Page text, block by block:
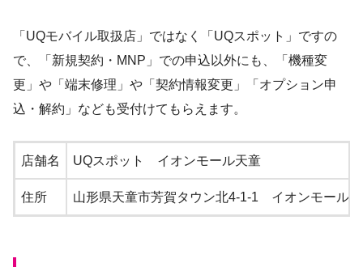
「UQモバイル取扱店」ではなく「UQスポット」ですの
で、「新規契約・MNP」での申込以外にも、「機種変
更」や「端末修理」や「契約情報変更」「オプション申
込・解約」なども受付けてもらえます。
店舗名 UQスポット イオンモール天童
住所 山形県天童市芳賀タウン北4-1-1 イオンモール